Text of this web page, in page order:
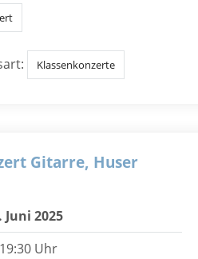
Klassenkonzerte
Gitarre, Huser
Juni 2025
Uhr